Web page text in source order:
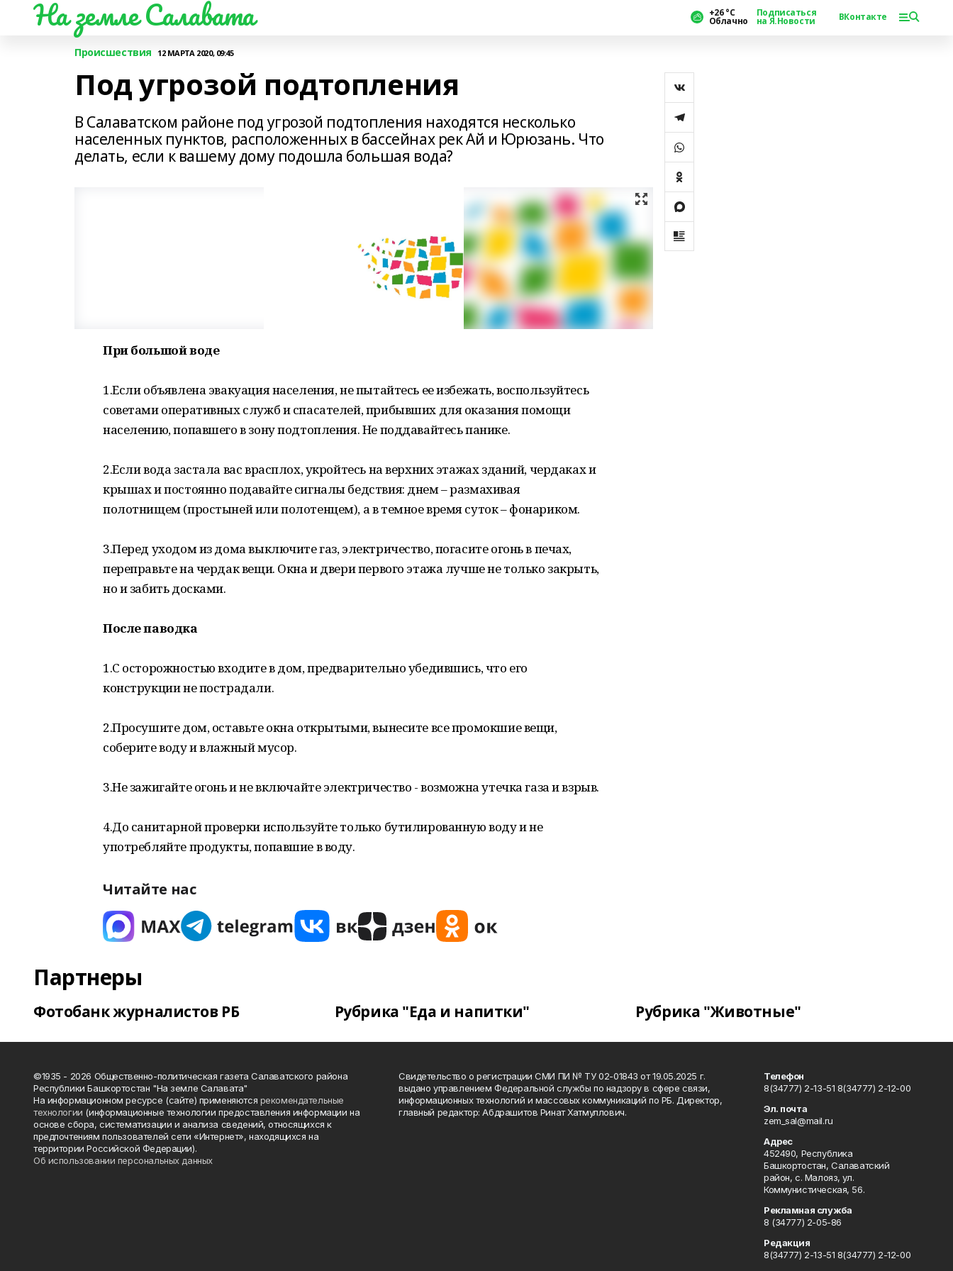
На земле Салавата +26 °С
Облачно
Подписаться
на Я.Новости ВКонтакте
Происшествия 12 МАРТА 2020, 09:45
Под угрозой подтопления
В Салаватском районе под угрозой подтопления находятся несколько
населенных пунктов, расположенных в бассейнах рек Ай и Юрюзань. Что
делать, если к вашему дому подошла большая вода?
При большой воде
1.Если объявлена эвакуация населения, не пытайтесь ее избежать, воспользуйтесь
советами оперативных служб и спасателей, прибывших для оказания помощи
населению, попавшего в зону подтопления. Не поддавайтесь панике.
2.Если вода застала вас врасплох, укройтесь на верхних этажах зданий, чердаках и
крышах и постоянно подавайте сигналы бедствия: днем – размахивая
полотнищем (простыней или полотенцем), а в темное время суток – фонариком.
3.Перед уходом из дома выключите газ, электричество, погасите огонь в печах,
переправьте на чердак вещи. Окна и двери первого этажа лучше не только закрыть,
но и забить досками.
После паводка
1.С осторожностью входите в дом, предварительно убедившись, что его
конструкции не пострадали.
2.Просушите дом, оставьте окна открытыми, вынесите все промокшие вещи,
соберите воду и влажный мусор.
3.Не зажигайте огонь и не включайте электричество - возможна утечка газа и взрыв.
4.До санитарной проверки используйте только бутилированную воду и не
употребляйте продукты, попавшие в воду.
Читайте нас
Партнеры
Фотобанк журналистов РБ Рубрика "Еда и напитки" Рубрика "Животные"
©1935 - 2026 Общественно-политическая газета Салаватского района
Республики Башкортостан "На земле Салавата"
На информационном ресурсе (сайте) применяются рекомендательные
технологии (информационные технологии предоставления информации на
основе сбора, систематизации и анализа сведений, относящихся к
предпочтениям пользователей сети «Интернет», находящихся на
территории Российской Федерации).
Об использовании персональных данных
Свидетельство о регистрации СМИ ПИ № ТУ 02-01843 от 19.05.2025 г.
выдано управлением Федеральной службы по надзору в сфере связи,
информационных технологий и массовых коммуникаций по РБ. Директор,
главный редактор: Абдрашитов Ринат Хатмуллович.
Телефон
8(34777) 2-13-51 8(34777) 2-12-00
Эл. почта
zem_sal@mail.ru
Адрес
452490, Республика
Башкортостан, Салаватский
район, с. Малояз, ул.
Коммунистическая, 56.
Рекламная служба
8 (34777) 2-05-86
Редакция
8(34777) 2-13-51 8(34777) 2-12-00